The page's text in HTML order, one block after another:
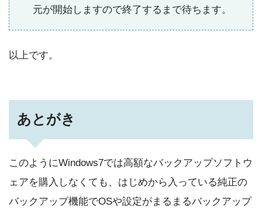
元が開始しますので終了するまで待ちます。
以上です。
あとがき
このようにWindows7では高額なバックアップソフトウ
ェアを購入しなくても、はじめから入っている純正の
バックアップ機能でOSや設定がまるまるバックアップ